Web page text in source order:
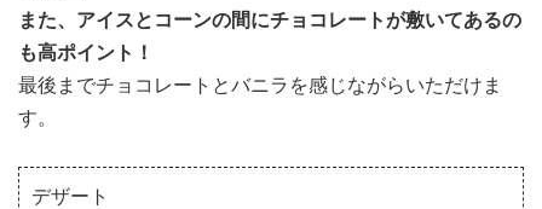
また、アイスとコーンの間にチョコレートが敷いてあるの
も高ポイント！
最後までチョコレートとバニラを感じながらいただけま
す。
デザート